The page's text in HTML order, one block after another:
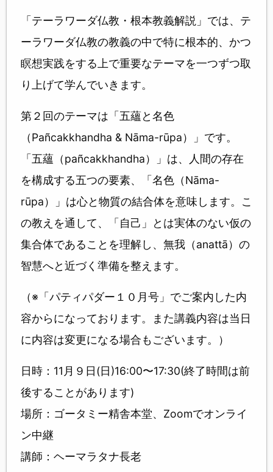
「テーラワーダ仏教・根本教義解説」では、テ
ーラワーダ仏教の教義の中で特に根本的、かつ
瞑想実践をする上で重要なテーマを一つずつ取
り上げて学んでいきます。
第２回のテーマは「五蘊と名色
（Pañcakkhandha & Nāma-rūpa）」です。
「五蘊（pañcakkhandha）」は、人間の存在
を構成する五つの要素、「名色（Nāma-
rūpa）」は心と物質の結合体を意味します。こ
の教えを通して、「自己」とは実体のない仮の
集合体であることを理解し、無我（anattā）の
智慧へと近づく準備を整えます。
（※「パティパダー１０月号」でご案内した内
容からになっております。また講義内容は当日
に内容は変更になる場合もございます。）
日時：11月９日(日)16:00〜17:30(終了時間は前
後することがあります)
場所：ゴータミー精舎本堂、Zoomでオンライ
ン中継
講師：ヘーマラタナ長老